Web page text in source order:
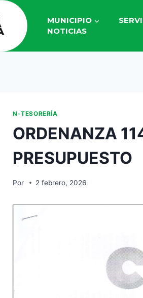
MUNICIPIO
NOTICIAS
N-TESORERÍA
ORDENANZA
PRESUPUESTO
Por 2 febrero, 2026